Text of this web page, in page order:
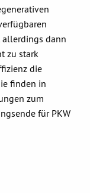
allerdings dann
zu stark
die
finden in
zum
für PKW